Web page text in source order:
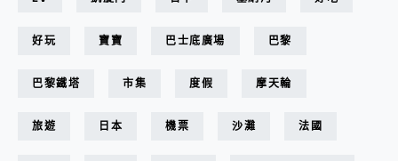
好玩 寶寶 巴士底廣場 巴黎
巴黎鐵塔 市集 度假 摩天輪
旅遊 日本 機票 沙灘 法國